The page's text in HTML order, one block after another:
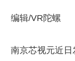
编辑/VR陀螺
南京芯视元近